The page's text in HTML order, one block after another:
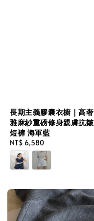
長期主義膠囊衣櫥｜高奢
雅麻紗重磅修身親膚抗皺
短褲 海軍藍
Regular
price
NT$ 6,580